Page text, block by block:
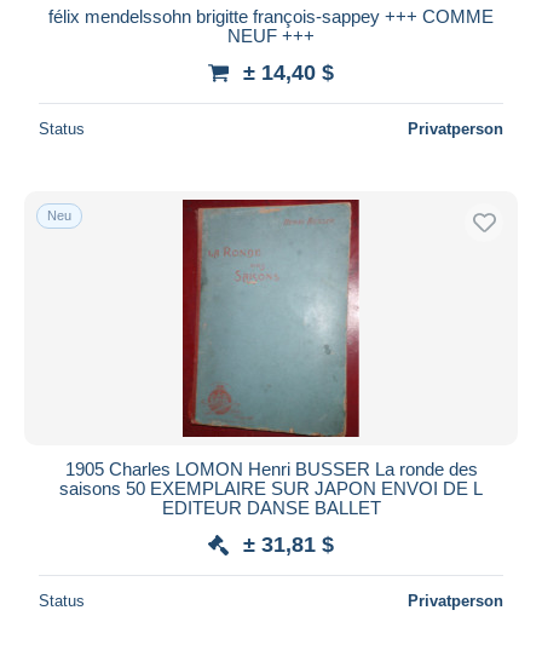
félix mendelssohn brigitte françois-sappey +++ COMME
NEUF +++
± 14,40 $
Status Privatperson
Neu
1905 Charles LOMON Henri BUSSER La ronde des
saisons 50 EXEMPLAIRE SUR JAPON ENVOI DE L
EDITEUR DANSE BALLET
± 31,81 $
Status Privatperson